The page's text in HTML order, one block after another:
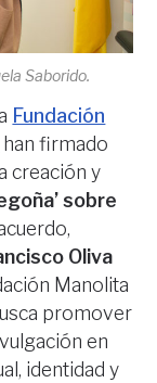
Saborido.
Fundación
han firmado
creación y
sobre
Oliva
Manolita
promover
en
identidad y